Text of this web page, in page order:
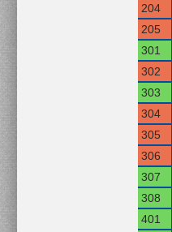
204
205
301
302
303
304
305
306
307
308
401